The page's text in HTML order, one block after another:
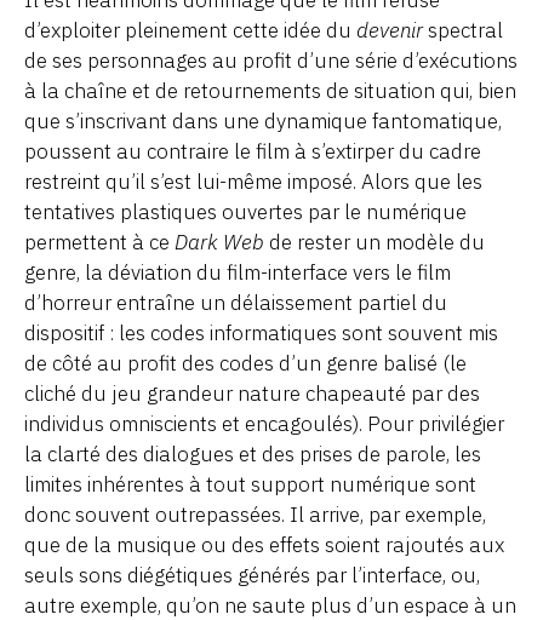
d’exploiter pleinement cette idée du devenirspectral
de ses personnages au profit d’une série d’exécutions
à la chaîne et de retournements de situation qui, bien
que s’inscrivant dans une dynamique fantomatique,
poussent au contraire le film à s’extirper du cadre
restreint qu’il s’est lui-même imposé. Alors que les
tentatives plastiques ouvertes par le numérique
permettent à ce Dark Web de rester un modèle du
genre, la déviation du film-interface vers le film
d’horreur entraîne un délaissement partiel du
dispositif : les codes informatiques sont souvent mis
de côté au profit des codes d’un genre balisé (le
cliché du jeu grandeur nature chapeauté par des
individus omniscients et encagoulés). Pour privilégier
la clarté des dialogues et des prises de parole, les
limites inhérentes à tout support numérique sont
donc souvent outrepassées. Il arrive, par exemple,
que de la musique ou des effets soient rajoutés aux
seuls sons diégétiques générés par l’interface, ou,
autre exemple, qu’on ne saute plus d’un espace à un